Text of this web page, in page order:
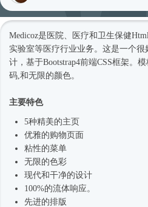
Medicoz是医院、医疗和卫生保健
实验室等医疗行业业务。这是一个
计，基于Bootstrap4前端CSS框架。
码,和无限的颜色。
主要特色
5种精美的主页
优雅的购物页面
粘性的菜单
无限的色彩
现代和干净的设计
100%的流体响应。
先进的排版